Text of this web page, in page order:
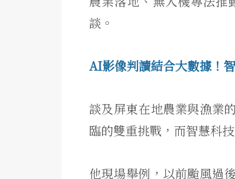
談。
AI影像判讀結合大數據！
談及屏東在地農業與漁業
臨的雙重挑戰，而智慧科
他現場舉例，以前颱風過